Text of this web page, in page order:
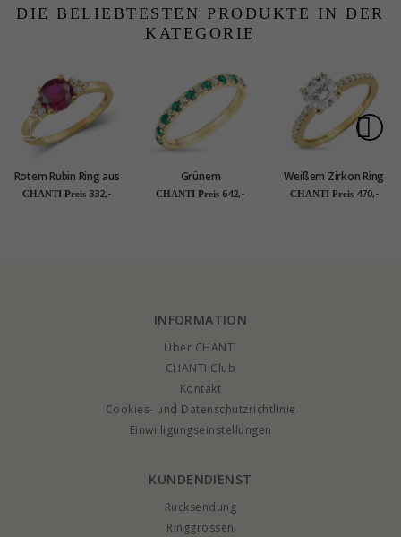
DIE BELIEBTESTEN PRODUKTE IN DER
KATEGORIE
Rotem Rubin Ring aus
9 Karat Gold - Gold
CHANTI Preis 332,-
Grünem
Synthetischer
CHANTI Preis 642,-
Weißem Zirkon Ring
aus 9 Karat Gold -
CHANTI Preis 470,-
INFORMATION
Über CHANTI
CHANTI Club
Kontakt
Cookies- und Datenschutzrichtlinie
Einwilligungseinstellungen
KUNDENDIENST
Rucksendung
Ringgrössen